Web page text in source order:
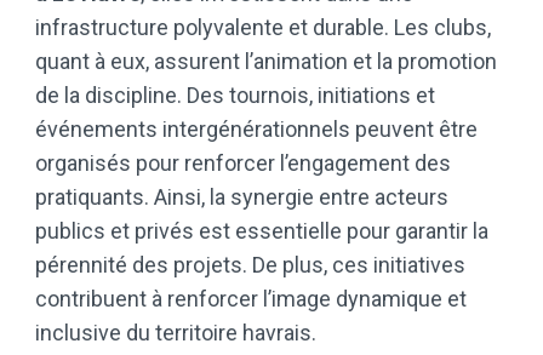
infrastructure polyvalente et durable. Les clubs,
quant à eux, assurent l’animation et la promotion
de la discipline. Des tournois, initiations et
événements intergénérationnels peuvent être
organisés pour renforcer l’engagement des
pratiquants. Ainsi, la synergie entre acteurs
publics et privés est essentielle pour garantir la
pérennité des projets. De plus, ces initiatives
contribuent à renforcer l’image dynamique et
inclusive du territoire havrais.